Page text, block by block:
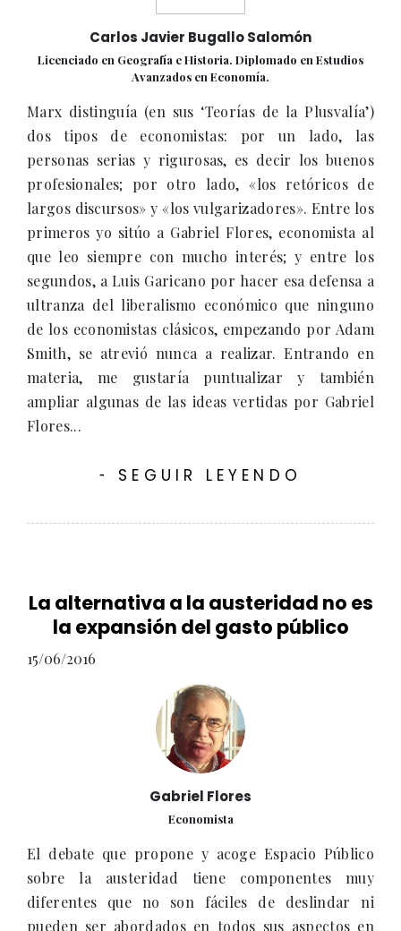
Carlos Javier Bugallo Salomón
Licenciado en Geografía e Historia. Diplomado en Estudios
Avanzados en Economía.
Marx distinguía (en sus ‘Teorías de la Plusvalía’)
dos tipos de economistas: por un lado, las
personas serias y rigurosas, es decir los buenos
profesionales; por otro lado, «los retóricos de
largos discursos» y «los vulgarizadores». Entre los
primeros yo sitúo a Gabriel Flores, economista al
que leo siempre con mucho interés; y entre los
segundos, a Luis Garicano por hacer esa defensa a
ultranza del liberalismo económico que ninguno
de los economistas clásicos, empezando por Adam
Smith, se atrevió nunca a realizar. Entrando en
materia, me gustaría puntualizar y también
ampliar algunas de las ideas vertidas por Gabriel
Flores...
- SEGUIR LEYENDO
La alternativa a la austeridad no es
la expansión del gasto público
15/06/2016
Gabriel Flores
Economista
El debate que propone y acoge Espacio Público
sobre la austeridad tiene componentes muy
diferentes que no son fáciles de deslindar ni
pueden ser abordados en todos sus aspectos en